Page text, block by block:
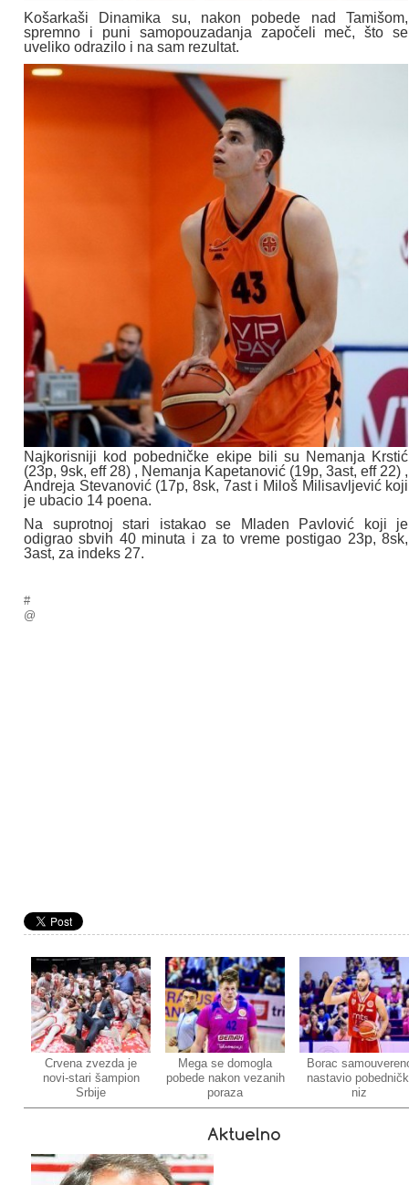
Košarkaši Dinamika su, nakon pobede nad Tamišom,
spremno i puni samopouzadanja započeli meč, što se
uveliko odrazilo i na sam rezultat.
Najkorisniji kod pobedničke ekipe bili su Nemanja Krstić
(23p, 9sk, eff 28) , Nemanja Kapetanović (19p, 3ast, eff 22) ,
Andreja Stevanović (17p, 8sk, 7ast i Miloš Milisavljević koji
je ubacio 14 poena.
Na suprotnoj stari istakao se Mladen Pavlović koji je
odigrao sbvih 40 minuta i za to vreme postigao 23p, 8sk,
3ast, za indeks 27.
#
@
Crvena zvezda je
novi-stari šampion
Srbije
Mega se domogla
pobede nakon vezanih
poraza
Borac
nastavio
niz
Aktuelno